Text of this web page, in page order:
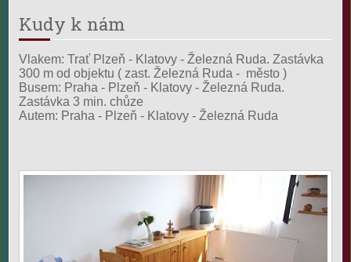
Kudy k nám
Vlakem: Trať Plzeň - Klatovy - Železná Ruda. Zastávka
300 m od objektu ( zast. Železná Ruda - město )
Busem: Praha - Plzeň - Klatovy - Železná Ruda.
Zastávka 3 min. chůze
Autem: Praha - Plzeň - Klatovy - Železná Ruda